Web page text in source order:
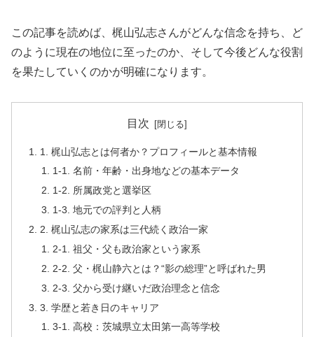
この記事を読めば、梶山弘志さんがどんな信念を持ち、ど
のように現在の地位に至ったのか、そして今後どんな役割
を果たしていくのかが明確になります。
目次
1. 梶山弘志とは何者か？プロフィールと基本情報
1-1. 名前・年齢・出身地などの基本データ
1-2. 所属政党と選挙区
1-3. 地元での評判と人柄
2. 梶山弘志の家系は三代続く政治一家
2-1. 祖父・父も政治家という家系
2-2. 父・梶山静六とは？“影の総理”と呼ばれた男
2-3. 父から受け継いだ政治理念と信念
3. 学歴と若き日のキャリア
3-1. 高校：茨城県立太田第一高等学校